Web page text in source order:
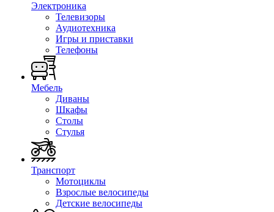
Электроника
Телевизоры
Аудиотехника
Игры и приставки
Телефоны
Мебель
Диваны
Шкафы
Столы
Стулья
Транспорт
Мотоциклы
Взрослые велосипеды
Детские велосипеды